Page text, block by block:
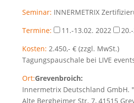
Seminar: INNERMETRIX
Termine:
11.-13.02. 2022
Kosten: 2.450,- € (zzgl. MwSt.)
Tagungspauschale bei LIVE
Ort:Grevenbroich:
Innermetrix Deutschland GmbH.
Alte Bergheimer Str. 7, 41515